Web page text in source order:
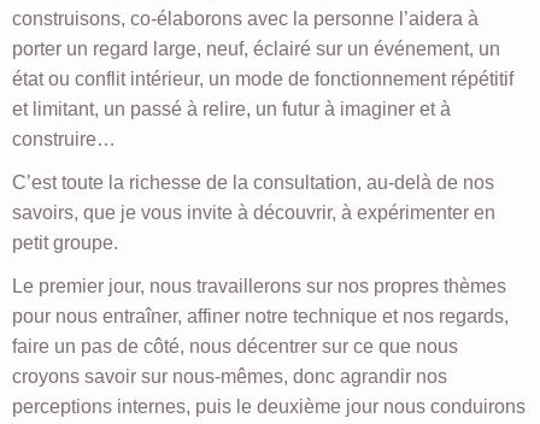
construisons, co-élaborons avec la personne l’aidera à
porter un regard large, neuf, éclairé sur un événement, un
état ou conflit intérieur, un mode de fonctionnement répétitif
et limitant, un passé à relire, un futur à imaginer et à
construire…
C’est toute la richesse de la consultation, au-delà de nos
savoirs, que je vous invite à découvrir, à expérimenter en
petit groupe.
Le premier jour, nous travaillerons sur nos propres thèmes
pour nous entraîner, affiner notre technique et nos regards,
faire un pas de côté, nous décentrer sur ce que nous
croyons savoir sur nous-mêmes, donc agrandir nos
perceptions internes, puis le deuxième jour nous conduirons